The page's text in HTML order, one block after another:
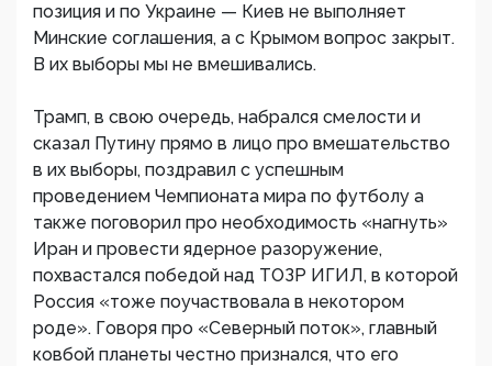
позиция и по Украине — Киев не выполняет
Минские соглашения, а с Крымом вопрос закрыт.
В их выборы мы не вмешивались.
Трамп, в свою очередь, набрался смелости и
сказал Путину прямо в лицо про вмешательство
в их выборы, поздравил с успешным
проведением Чемпионата мира по футболу а
также поговорил про необходимость «нагнуть»
Иран и провести ядерное разоружение,
похвастался победой над ТОЗР ИГИЛ, в которой
Россия «тоже поучаствовала в некотором
роде». Говоря про «Северный поток», главный
ковбой планеты честно признался, что его